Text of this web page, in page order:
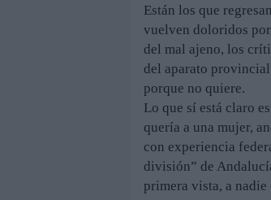
Están los que
vuelven doloridos
del mal ajeno, los
del aparato provincial
porque no quiere.
Lo que sí está claro
quería a una mujer,
con experiencia
división” de
primera vista, a